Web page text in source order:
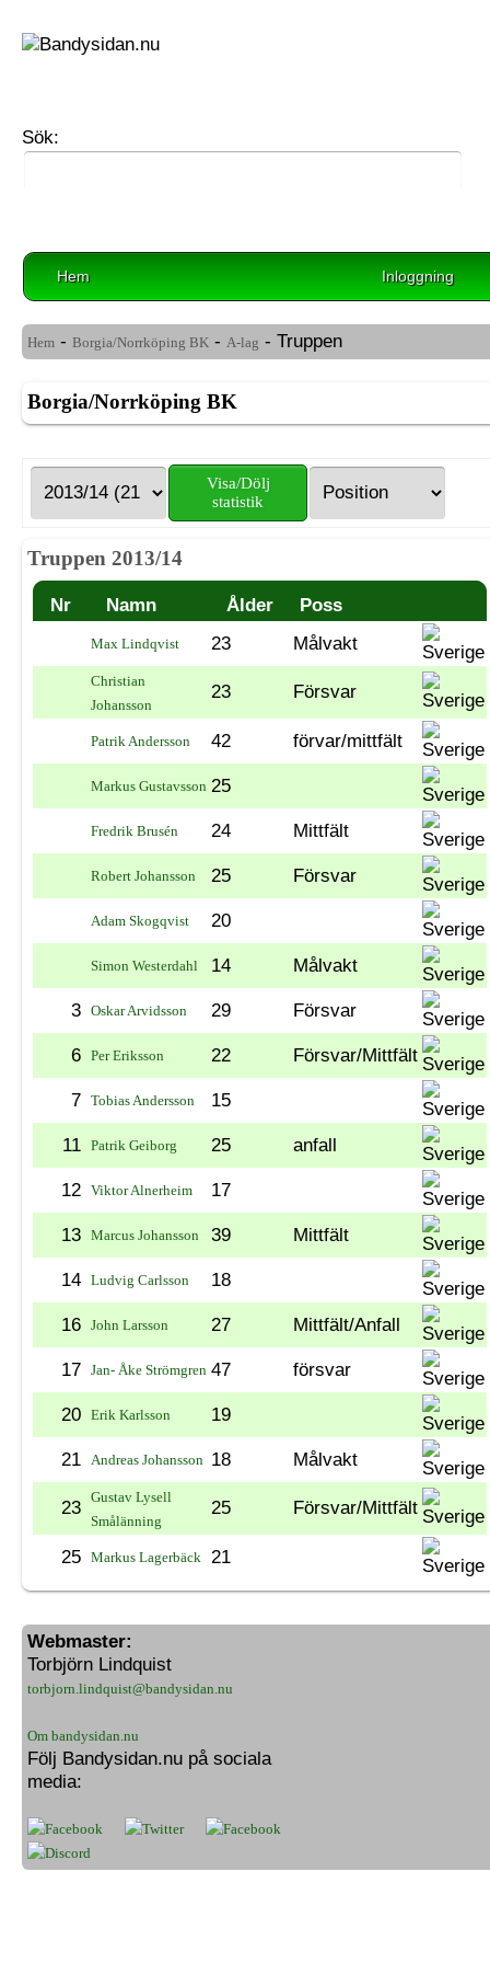
Sök:
Hem Inloggning
Hem - Borgia/Norrköping BK - A-lag - Truppen
Borgia/Norrköping BK
Visa/Dölj
statistik
Truppen 2013/14
Nr Namn Ålder Poss
Max Lindqvist 23 Målvakt
Christian
Johansson
23 Försvar
Patrik Andersson 42 förvar/mittfält
Markus Gustavsson 25
Fredrik Brusén 24 Mittfält
Robert Johansson 25 Försvar
Adam Skogqvist 20
Simon Westerdahl 14 Målvakt
3 Oskar Arvidsson 29 Försvar
6 Per Eriksson 22 Försvar/Mittfält
7 Tobias Andersson 15
11 Patrik Geiborg 25 anfall
12 Viktor Alnerheim 17
13 Marcus Johansson 39 Mittfält
14 Ludvig Carlsson 18
16 John Larsson 27 Mittfält/Anfall
17 Jan- Åke Strömgren 47 försvar
20 Erik Karlsson 19
21 Andreas Johansson 18 Målvakt
23
Gustav Lysell
Smålänning
25 Försvar/Mittfält
25 Markus Lagerbäck 21
Webmaster:
Torbjörn Lindquist
torbjorn.lindquist@bandysidan.nu
Om bandysidan.nu
Följ Bandysidan.nu på sociala
media: